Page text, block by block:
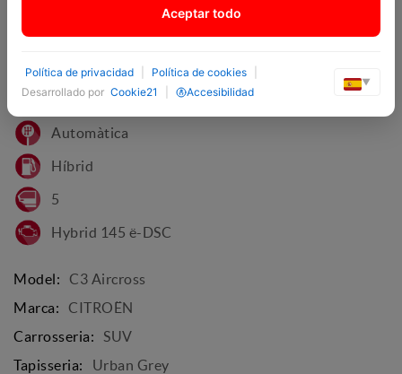
Mercury Green
Automàtica
Híbrid
5
Hybrid 145 ë-DSC
Model:
C3 Aircross
Marca:
CITROËN
Carrosseria:
SUV
Tapisseria:
Urban Grey
Aceptar todo
Política de privacidad Política de cookies
Desarrollado por Cookie21 Accesibilidad
▼